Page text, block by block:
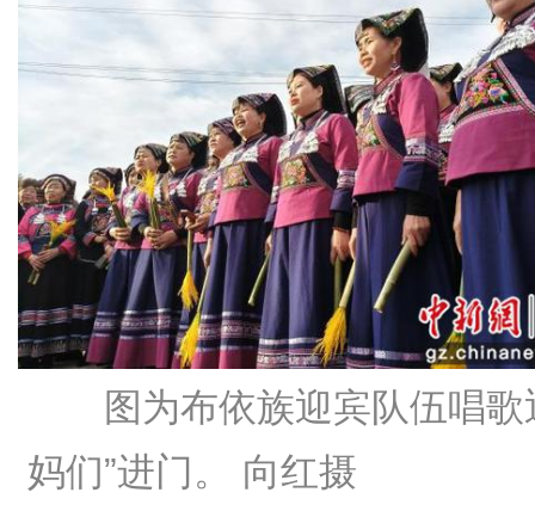
图为布依族迎宾队伍唱歌
妈们”进门。 向红摄